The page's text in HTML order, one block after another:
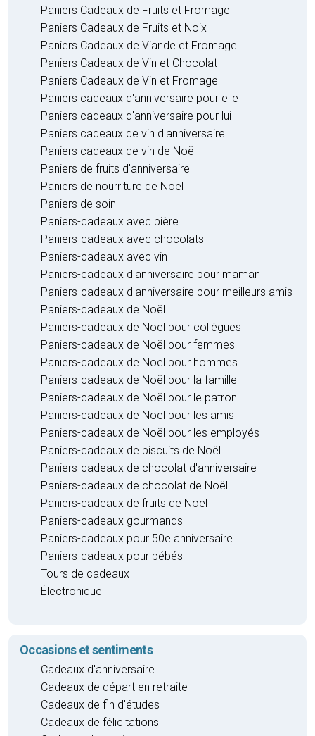
Paniers Cadeaux de Fruits et Fromage
Paniers Cadeaux de Fruits et Noix
Paniers Cadeaux de Viande et Fromage
Paniers Cadeaux de Vin et Chocolat
Paniers Cadeaux de Vin et Fromage
Paniers cadeaux d'anniversaire pour elle
Paniers cadeaux d'anniversaire pour lui
Paniers cadeaux de vin d'anniversaire
Paniers cadeaux de vin de Noël
Paniers de fruits d'anniversaire
Paniers de nourriture de Noël
Paniers de soin
Paniers-cadeaux avec bière
Paniers-cadeaux avec chocolats
Paniers-cadeaux avec vin
Paniers-cadeaux d'anniversaire pour maman
Paniers-cadeaux d'anniversaire pour meilleurs amis
Paniers-cadeaux de Noël
Paniers-cadeaux de Noël pour collègues
Paniers-cadeaux de Noël pour femmes
Paniers-cadeaux de Noël pour hommes
Paniers-cadeaux de Noël pour la famille
Paniers-cadeaux de Noël pour le patron
Paniers-cadeaux de Noël pour les amis
Paniers-cadeaux de Noël pour les employés
Paniers-cadeaux de biscuits de Noël
Paniers-cadeaux de chocolat d'anniversaire
Paniers-cadeaux de chocolat de Noël
Paniers-cadeaux de fruits de Noël
Paniers-cadeaux gourmands
Paniers-cadeaux pour 50e anniversaire
Paniers-cadeaux pour bébés
Tours de cadeaux
Électronique
Occasions et sentiments
Cadeaux d'anniversaire
Cadeaux de départ en retraite
Cadeaux de fin d'études
Cadeaux de félicitations